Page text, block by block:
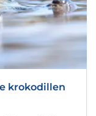
krokodillen